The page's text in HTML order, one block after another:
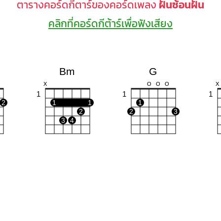
ตารางคอร์ดกีตาร์ของคอร์ดเพลง ฝันซ้อนฝัน
คลิกที่คอร์ดกีต้าร์เพื่อฟังเสียง
2
Bm
X
1
1
1
2
3
4
G
O O O
1
1
2
3
X
1